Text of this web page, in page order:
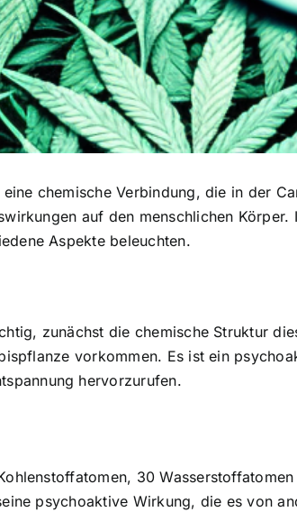
chemische Verbindung, die in der
auf den menschlichen
Aspekte beleuchten.
zunächst die chemische Struktur
vorkommen. Es ist ein
hervorzurufen.
30
psychoaktive Wirkung, die es von